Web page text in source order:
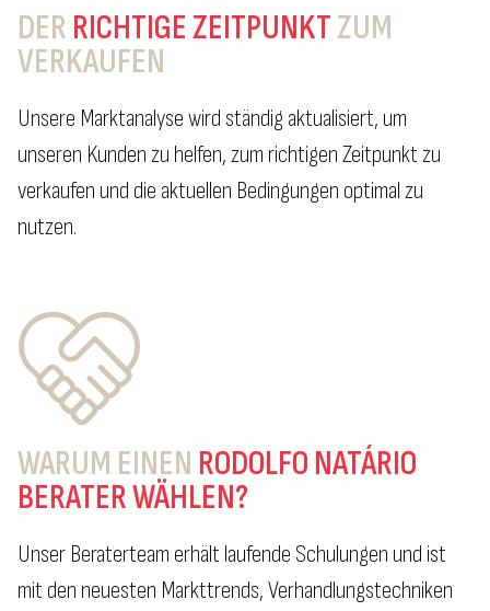
DER RICHTIGE ZEITPUNKTZUM
VERKAUFEN
Unsere Marktanalyse wird ständig aktualisiert, um
unseren Kunden zu helfen, zum richtigen Zeitpunkt zu
verkaufen und die aktuellen Bedingungen optimal zu
nutzen.
WARUM EINEN RODOLFO NATÁRIO
BERATER WÄHLEN?
Unser Beraterteam erhält laufende Schulungen und ist
mit den neuesten Markttrends, Verhandlungstechniken